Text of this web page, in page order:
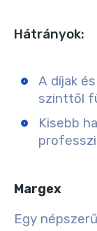
Hátrányok:
A díjak
szinttől
Kisebb
Margex
Egy